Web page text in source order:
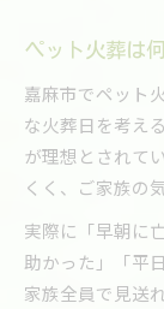
ペット火葬は
嘉麻市でペット
な火葬日を考え
が理想とされて
くく、ご家族の
実際に「早朝に
助かった」「平
家族全員で見送